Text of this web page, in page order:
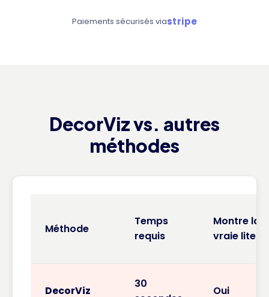
Paiements sécurisés viastripe
DecorViz vs. autres
méthodes
Méthode
Temps
requis
Montre la
vraie literie
DecorViz
30
Oui